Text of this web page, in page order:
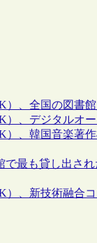
、全国の図書
）、デジタルオ
、韓国音楽著
で最も貸し出さ
）、新技術融合